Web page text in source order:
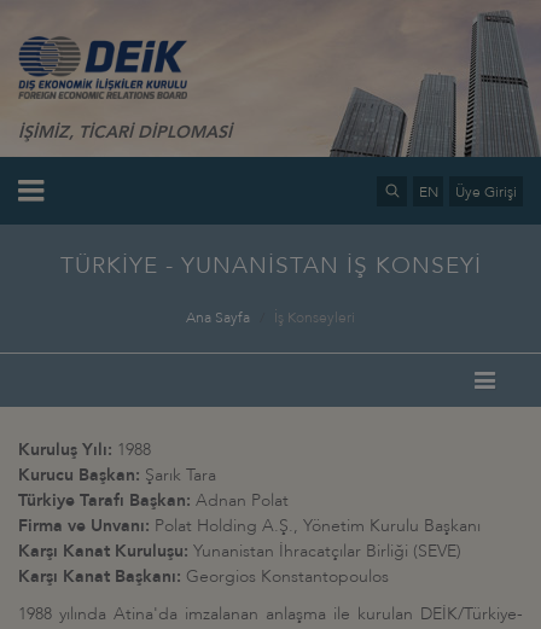
İŞİMİZ, TİCARİ DİPLOMASİ
EN Üye Girişi
TÜRKİYE - YUNANİSTAN İŞ KONSEYİ
Ana Sayfa İş Konseyleri
Kuruluş Yılı: 1988
Kurucu Başkan: Şarık Tara
Türkiye Tarafı Başkan: Adnan Polat
Firma ve Unvanı: Polat Holding A.Ş., Yönetim Kurulu Başkanı
Karşı Kanat Kuruluşu: Yunanistan İhracatçılar Birliği (SEVE)
Karşı Kanat Başkanı: Georgios Konstantopoulos
1988 yılında Atina'da imzalanan anlaşma ile kurulan DEİK/Türkiye-